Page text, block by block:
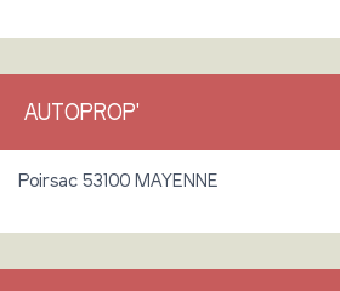
AUTOPROP'
Poirsac 53100 MAYENNE